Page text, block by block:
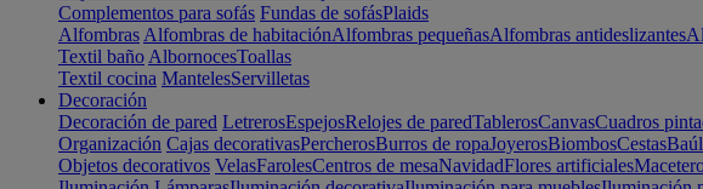
Complementos para sofás Fundas de sofásPlaids
Alfombras Alfombras de habitaciónAlfombras pequeñasAlfombras antideslizantes
Textil baño AlbornocesToallas
Textil cocina MantelesServilletas
Decoración
Decoración de pared LetrerosEspejosRelojes de paredTablerosCanvasCuadros
Organización Cajas decorativasPercherosBurros de ropaJoyerosBiombosCestas
Objetos decorativos VelasFarolesCentros de mesaNavidadFlores artificiales